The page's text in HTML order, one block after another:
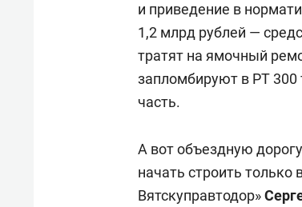
и приведение в
1,2 млрд рублей —
тратят на ямочный
запломбируют в РТ 300
часть.
А вот объездную
начать строить
Вятскуправтодор»